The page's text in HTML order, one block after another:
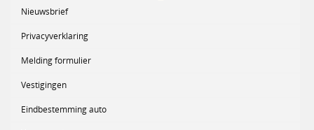
Nieuwsbrief
Privacyverklaring
Melding formulier
Vestigingen
Eindbestemming auto